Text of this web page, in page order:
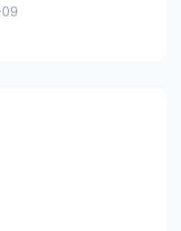
Girard & Associés